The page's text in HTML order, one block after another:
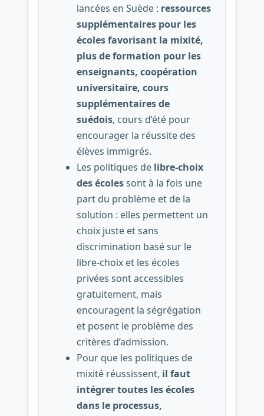
lancées en Suède : ressources
supplémentaires pour les
écoles favorisant la mixité,
plus de formation pour les
enseignants, coopération
universitaire, cours
supplémentaires de
suédois, cours d’été pour
encourager la réussite des
élèves immigrés.
Les politiques delibre-choix
des écolessont à la fois une
part du problème et de la
solution : elles permettent un
choix juste et sans
discrimination basé sur le
libre-choix et les écoles
privées sont accessibles
gratuitement, mais
encouragent la ségrégation
et posent le problème des
critères d’admission.
Pour que les politiques de
mixité réussissent, il faut
intégrer toutes les écoles
dans le processus,